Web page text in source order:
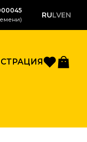
RULVEN